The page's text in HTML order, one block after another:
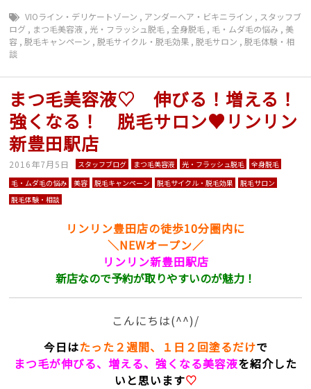
VIOライン・デリケートゾーン , アンダーヘア・ビキニライン , スタッフブ
ログ , まつ毛美容液 , 光・フラッシュ脱毛 ,全身脱毛 , 毛・ムダ毛の悩み ,美
容 ,脱毛キャンペーン ,脱毛サイクル・脱毛効果 ,脱毛サロン ,脱毛体験・相
談
まつ毛美容液♡ 伸びる！増える！
強くなる！ 脱毛サロン♥リンリン
新豊田駅店
2016年7月5日 スタッフブログ まつ毛美容液 光・フラッシュ脱毛
全身脱毛
毛・ムダ毛の悩み
美容 脱毛キャンペーン 脱毛サイクル・脱毛効果
脱毛サロン
脱毛体験・相談
リンリン豊田店の徒歩10分圏内に
＼NEWオープン／
リンリン新豊田駅店
新店なので予約が取りやすいのが魅力！
こんにちは(^^)/
今日はたった２週間、１日２回塗るだけで
まつ毛が伸びる、増える、強くなる美容液を紹介した
いと思います♡